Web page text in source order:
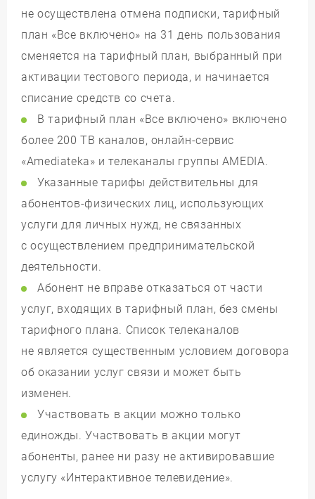
не осуществлена отмена подписки, тарифный
план «Все включено» на 31 день пользования
сменяется на тарифный план, выбранный при
активации тестового периода, и начинается
списание средств со счета.
В тарифный план «Все включено» включено
более 200 ТВ каналов, онлайн-сервис
«Amediatekа» и телеканалы группы AMEDIA.
Указанные тарифы действительны для
абонентов-физических лиц, использующих
услуги для личных нужд, не связанных
с осуществлением предпринимательской
деятельности.
Абонент не вправе отказаться от части
услуг, входящих в тарифный план, без смены
тарифного плана. Список телеканалов
не является существенным условием договора
об оказании услуг связи и может быть
изменен.
Участвовать в акции можно только
единожды. Участвовать в акции могут
абоненты, ранее ни разу не активировавшие
услугу «Интерактивное телевидение».